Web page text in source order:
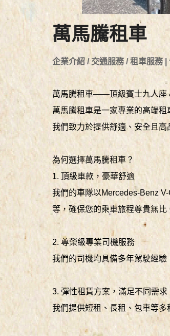
萬馬騰租車
企業介紹 / 交通服務 / 租車服務 |
萬馬騰租車——頂級賓士九人座
萬馬騰租車是一家專業的高端
我們致力於提供舒適、安全且
為何選擇萬馬騰租車？
1. 頂級車款，豪華舒適
我們的車隊以Mercedes-Benz
等，確保您的乘車旅程尊貴無比
2. 尊榮級專業司機服務
我們的司機均具備多年駕駛經
3. 彈性租賃方案，滿足不同需求
我們提供短租、長租、包車等